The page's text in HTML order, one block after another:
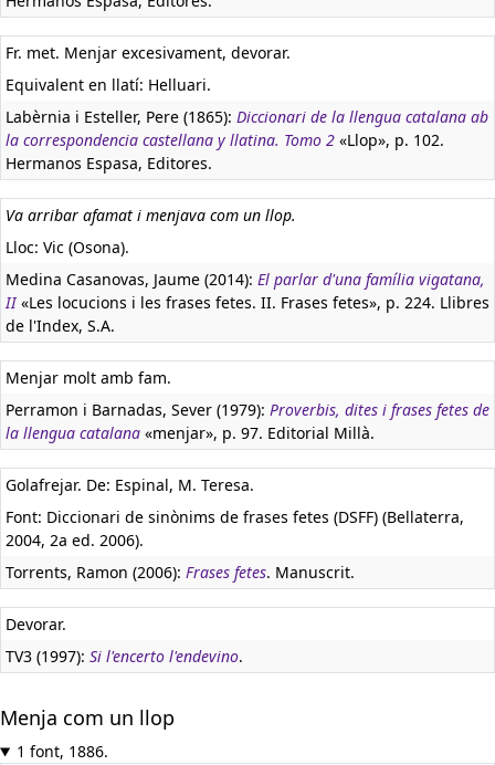
Fr. met. Menjar excesivament, devorar.
Equivalent en llatí: Helluari.
Labèrnia i Esteller, Pere (1865): Diccionari de la llengua catalana ab
la correspondencia castellana y llatina. Tomo 2 «Llop», p. 102.
Hermanos Espasa, Editores.
Va arribar afamat i menjava com un llop.
Lloc: Vic (Osona).
Medina Casanovas, Jaume (2014): El parlar d'una família vigatana,
II«Les locucions i les frases fetes. II. Frases fetes», p. 224. Llibres
de l'Index, S.A.
Menjar molt amb fam.
Perramon i Barnadas, Sever (1979): Proverbis, dites i frases fetes de
la llengua catalana «menjar», p. 97. Editorial Millà.
Golafrejar. De: Espinal, M. Teresa.
Font: Diccionari de sinònims de frases fetes (DSFF) (Bellaterra,
2004, 2a ed. 2006).
Torrents, Ramon (2006): Frases fetes. Manuscrit.
Devorar.
TV3 (1997): Si l'encerto l'endevino.
Menja com un llop
1 font, 1886.